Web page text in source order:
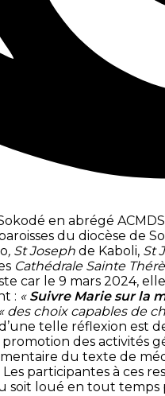
en abrégé
du diocèse de
, St Joseph de Kaboli, St
Cathédrale Sainte
car le 9 mars 2024,
: « Suivre Marie sur la
« des choix capables de
telle réflexion
des activités
du texte de
participantes à
soit loué en tout